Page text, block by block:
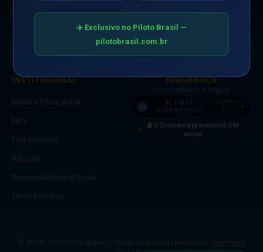
Apoiamos
em todo o
🛒 Loja
INSTITUCIONAL
Sobre o Piloto Brasil
FAQ
Fale Conosco
Anuncie
Responsabilidade Social
Termos de Uso
SEGURANÇA
Site certificado e seguro
AI FIRST
TECHNOLOGY
🤖 O Comodore já ensinou 5.540
vezes!
✈️ Exclusivo no Piloto Brasil —
pilotobrasil.com.br